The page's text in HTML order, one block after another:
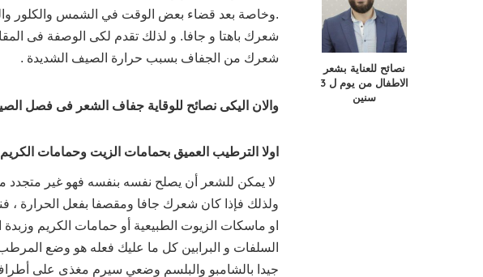
نصائح للعناية بشعر
الاطفال من يوم ل 3
سنين
.وخاصة بعد قضاء بعض الوقت في الشمس والكلور
شعرك باهتا و جافا. و لذلك تقدم لكى الوصفة فى
شعرك من الجفاف بسبب حرارة الصيف الشديدة .
والان اليكى نصائح للوقاية جفاف الشعر فى فصل
اولا الترطيب العميق بحمامات الزيت وحمامات
لا يمكن للشعر أن يصلح نفسه بنفسه فهو غير
ولذلك فإذا كان شعرك جافا ومقصفا بفعل الحرارة
او ماسكات الزيوت الطبيعية أو حمامات الكريم
السلفات و البرابين كل ما عليك فعله هو وضع
جيدا بالشامبو والبلسم وضعي سيرم مغذى على